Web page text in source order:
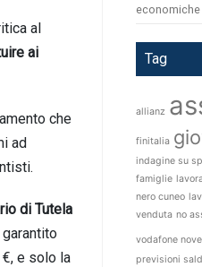
al
ai
che
ad
di Tutela
e solo la
economiche
Tag
allianz
finitalia
indagine su
famiglie
nero cuneo
venduta no
vodafone
previsioni